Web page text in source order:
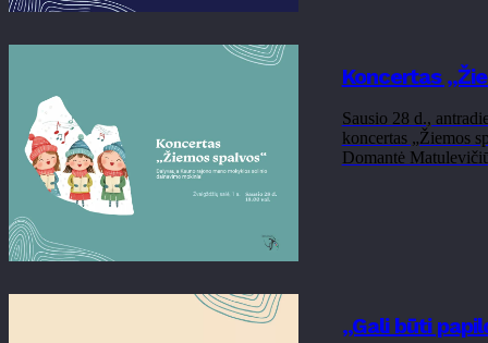
Koncertas
Sausio 28 d.,
koncertas „Žiemos
Domantė
„Gali būti